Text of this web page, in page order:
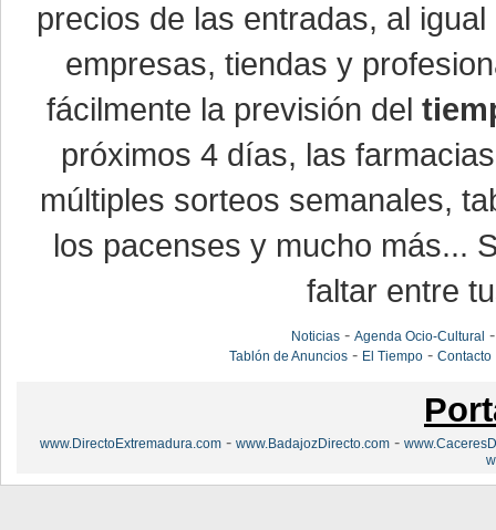
precios de las entradas, al
empresas, tiendas y
fácilmente la previsión del
próximos 4 días, las
múltiples sorteos semanales,
los pacenses y mucho más...
faltar entre
Noticias -Agenda Ocio-Cultural
Tablón de Anuncios - El Tiempo -Contacto
www.DirectoExtremadura.com - www.BadajozDirecto.com -